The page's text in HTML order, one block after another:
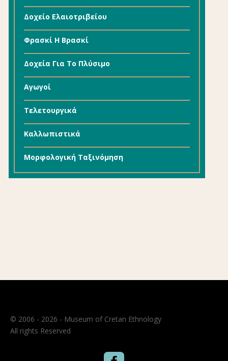
Δοχείο Ελαιοτριβείου
Φρασκί Η Βρασκί
Δοχεία Για Το Πλύσιμο
Αγωγοί
Τελετουργικά
Καλλωπιστικά
Μορφολογική Ταξινόμηση
© 2006 - 2026 - Museum of Cretan Ethnology
All rights Reserved